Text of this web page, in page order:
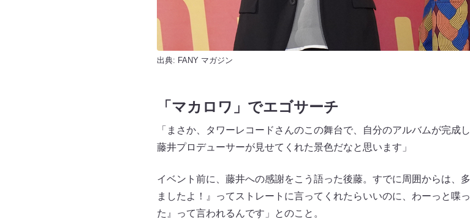
出典: FANY マガジン
「マカロワ」でエゴサーチ
「まさか、タワーレコードさんのこの舞台で、自分のアルバムが完成
藤井プロデューサーが見せてくれた景色だなと思います」
イベント前に、藤井への感謝をこう語った後藤。すでに周囲からは、
ましたよ！』ってストレートに言ってくれたらいいのに、わーっと喋
た』って言われるんです」とのこと。